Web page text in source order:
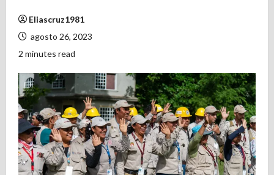
Eliascruz1981
agosto 26, 2023
2 minutes read